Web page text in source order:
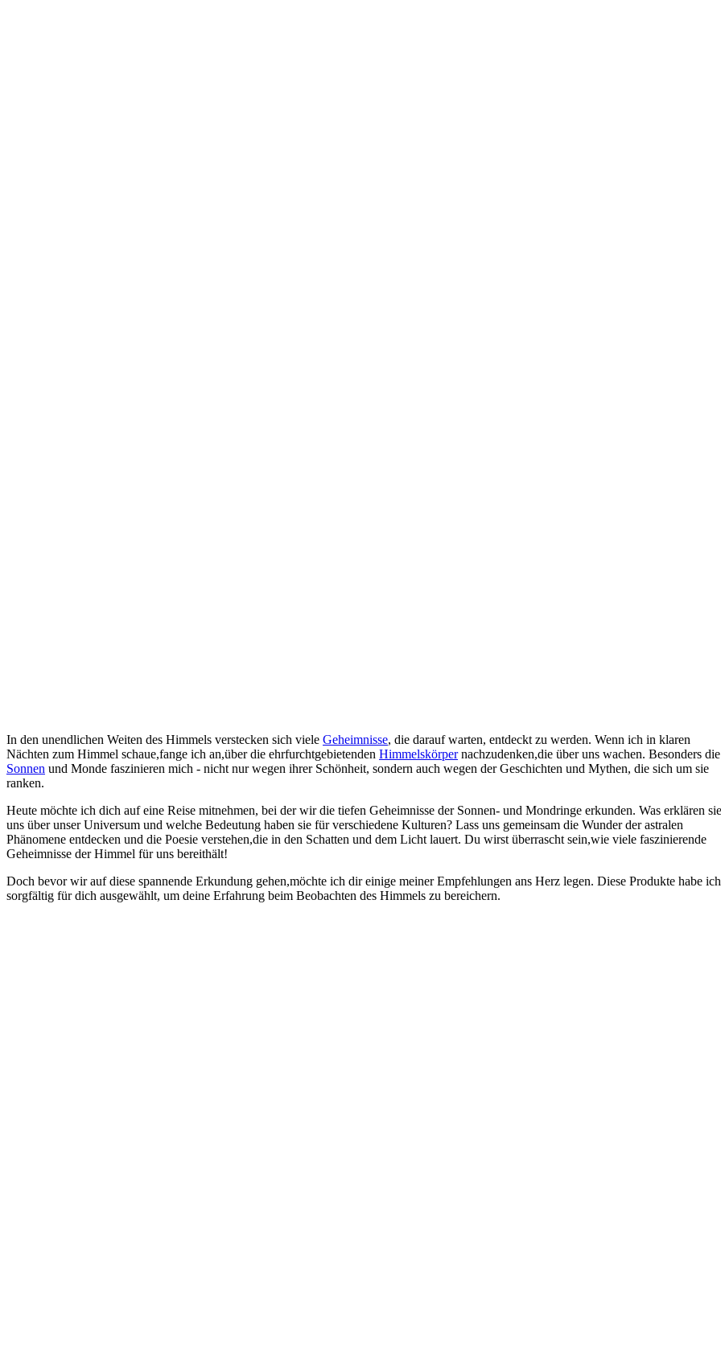
In den unendlichen Weiten ‍des Himmels verstecken sich⁣ viele Geheimnisse, die⁣ darauf warten,⁢ entdeckt zu werden.‌ Wenn ich in klaren
Nächten zum Himmel ‍schaue,fange ich an,über die ehrfurchtgebietenden⁤ Himmelskörpernachzudenken,die⁤ über uns⁢ wachen. Besonders die
Sonnen ​ und Monde faszinieren mich -‌ nicht nur wegen⁣ ihrer Schönheit, sondern​ auch ⁤wegen der‌ Geschichten und Mythen, ⁣die sich um sie
⁤ranken.
Heute ‌möchte ⁢ich dich auf eine Reise mitnehmen,​ bei ‍der wir⁤ die tiefen Geheimnisse ⁢der ‌Sonnen-‍ und⁤ Mondringe erkunden. Was erklären sie
uns über unser Universum und⁢ welche Bedeutung⁣ haben⁣ sie für‌ verschiedene Kulturen?‍ Lass⁤ uns gemeinsam die Wunder der astralen
Phänomene⁢ entdecken und die Poesie verstehen,die ​in den Schatten und dem⁤ Licht ​lauert. Du wirst⁢ überrascht sein,wie viele faszinierende
⁤Geheimnisse⁤ der Himmel für uns bereithält!
Doch bevor wir auf ​diese spannende Erkundung gehen,möchte ich ‍dir ‌einige meiner Empfehlungen ans Herz legen. ⁢Diese​ Produkte ‍habe ich​
sorgfältig für dich ausgewählt, um deine ⁤Erfahrung beim Beobachten‍ des Himmels zu bereichern. ‌